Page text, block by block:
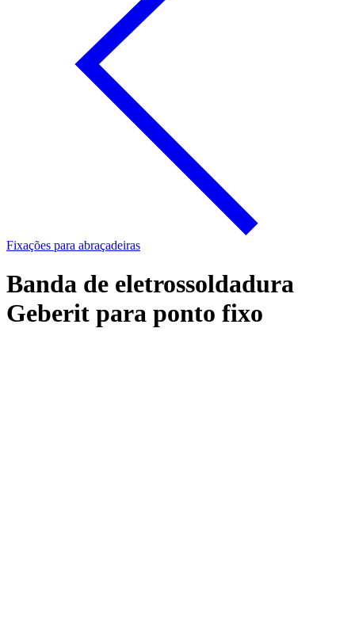
Fixações para abraçadeiras
Banda de eletrossoldadura
Geberit para ponto fixo